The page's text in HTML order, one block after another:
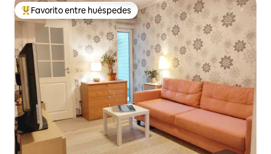
De los mejores en Favorito entre huéspedes
Favorito entre huéspedes